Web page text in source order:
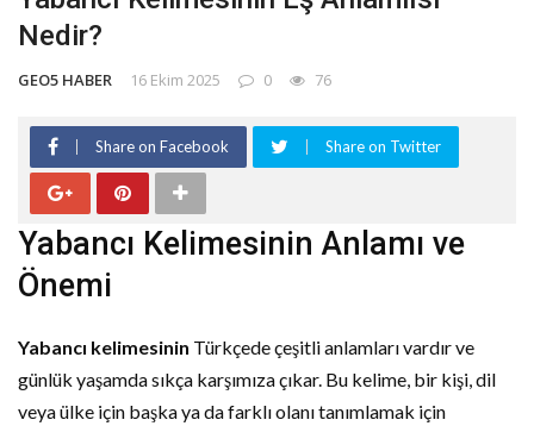
Nedir?
GEO5 HABER 16 Ekim 2025 0 76
Share on Facebook Share on Twitter
Yabancı Kelimesinin Anlamı ve
Önemi
Yabancı kelimesinin Türkçede çeşitli anlamları vardır ve
günlük yaşamda sıkça karşımıza çıkar. Bu kelime, bir kişi, dil
veya ülke için başka ya da farklı olanı tanımlamak için